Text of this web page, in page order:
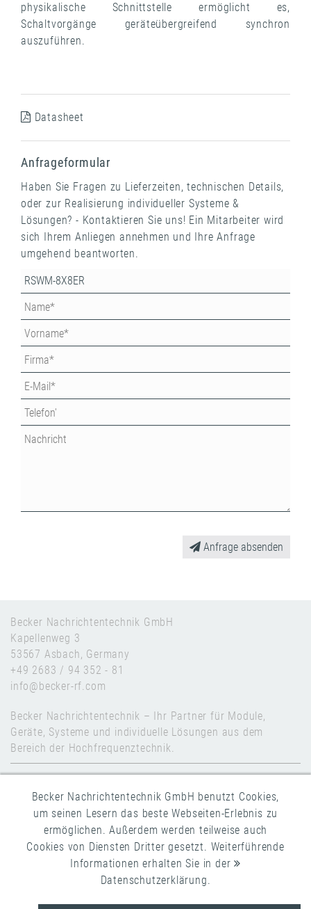
physikalische Schnittstelle ermöglicht es,
Schaltvorgänge geräteübergreifend synchron
auszuführen.
Datasheet
Anfrageformular
Haben Sie Fragen zu Lieferzeiten, technischen Details,
oder zur Realisierung individueller Systeme &
Lösungen? - Kontaktieren Sie uns! Ein Mitarbeiter wird
sich Ihrem Anliegen annehmen und Ihre Anfrage
umgehend beantworten.
Anfrage absenden
Becker Nachrichtentechnik GmbH
Kapellenweg 3
53567 Asbach, Germany
+49 2683 / 94 352 - 81
info@becker-rf.com
Becker Nachrichtentechnik – Ihr Partner für Module,
Geräte, Systeme und individuelle Lösungen aus dem
Bereich der Hochfrequenztechnik.
Impressum
Datenschutz
AGB
Becker Nachrichtentechnik GmbH benutzt Cookies,
um seinen Lesern das beste Webseiten-Erlebnis zu
ermöglichen. Außerdem werden teilweise auch
Cookies von Diensten Dritter gesetzt. Weiterführende
Informationen erhalten Sie in der
Datenschutzerklärung.